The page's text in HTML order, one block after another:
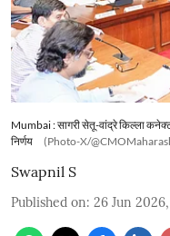
Mumbai : सागरी सेतू-वांद्रे किल्ला
निर्णय
(Photo-X/
Swapnil S
Published on: 26 Jun